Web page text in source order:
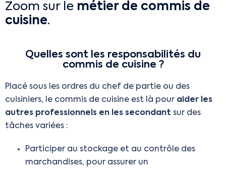
Zoom sur le métier de commis de
cuisine.
Quelles sont les responsabilités du
commis de cuisine ?
Placé sous les ordres du chef de partie ou des
cuisiniers, le commis de cuisine est là pour aider les
autres professionnels en les secondant sur des
tâches variées :
Participer au stockage et au contrôle des
marchandises, pour assurer un